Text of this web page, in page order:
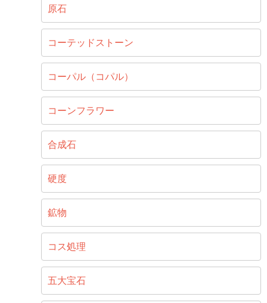
原石
コーテッドストーン
コーパル（コパル）
コーンフラワー
合成石
硬度
鉱物
コス処理
五大宝石